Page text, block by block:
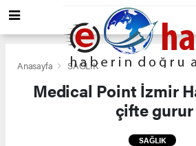
Anasayfa SAĞLIK
Medical Point İzmir
çifte gurur
SAĞLIK